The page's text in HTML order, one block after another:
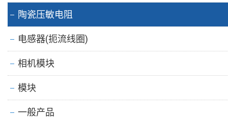
陶瓷压敏电阻
电感器(扼流线圈)
相机模块
模块
一般产品